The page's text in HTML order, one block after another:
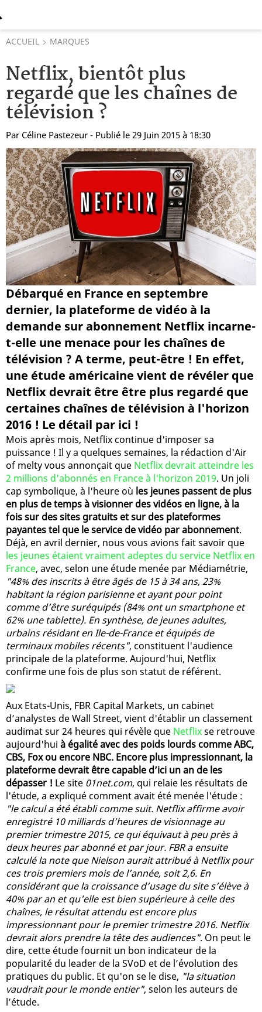
ACCUEIL MARQUES
Netflix, bientôt plus
regardé que les chaînes de
télévision ?
Par Céline Pastezeur - Publié le 29 Juin 2015 à 18:30
Débarqué en France en septembre
dernier, la plateforme de vidéo à la
demande sur abonnement Netflix incarne-
t-elle une menace pour les chaînes de
télévision ? A terme, peut-être ! En effet,
une étude américaine vient de révéler que
Netflix devrait être être plus regardé que
certaines chaînes de télévision à l'horizon
2016 ! Le détail par ici !
Mois après mois, Netflix continue d'imposer sa
puissance ! Il y a quelques semaines, la rédaction d'Air
of melty vous annonçait que Netflix devrait atteindre les
2 millions d'abonnés en France à l'horizon 2019. Un joli
cap symbolique, à l'heure où les jeunes passent de plus
en plus de temps à visionner des vidéos en ligne, à la
fois sur des sites gratuits et sur des plateformes
payantes tel que le service de vidéo par abonnement.
Déjà, en avril dernier, nous vous avions fait savoir que
les jeunes étaient vraiment adeptes du service Netflix en
France, avec, selon une étude menée par Médiamétrie,
"48% des inscrits à être âgés de 15 à 34 ans, 23%
habitant la région parisienne et ayant pour point
comme d’être suréquipés (84% ont un smartphone et
62% une tablette). En synthèse, de jeunes adultes,
urbains résidant en Ile-de-France et équipés de
terminaux mobiles récents", constituent l'audience
principale de la plateforme. Aujourd'hui, Netflix
confirme une fois de plus son statut de référent.
Aux Etats-Unis, FBR Capital Markets, un cabinet
d’analystes de Wall Street, vient d'établir un classement
audimat sur 24 heures qui révèle que Netflixse retrouve
aujourd'hui à égalité avec des poids lourds comme ABC,
CBS, Fox ou encore NBC. Encore plus impressionnant, la
plateforme devrait être capable d’ici un an de les
dépasser ! Le site 01net.com, qui relaie les résultats de
l'étude, a expliqué comment avait été menée l'étude :
"le calcul a été établi comme suit. Netflix affirme avoir
enregistré 10 milliards d’heures de visionnage au
premier trimestre 2015, ce qui équivaut à peu près à
deux heures par abonné et par jour. FBR a ensuite
calculé la note que Nielson aurait attribué à Netflix pour
ces trois premiers mois de l’année, soit 2,6. En
considérant que la croissance d’usage du site s’élève à
40% par an et qu'elle est bien supérieure à celle des
chaînes, le résultat attendu est encore plus
impressionnant pour le premier trimestre 2016. Netflix
devrait alors prendre la tête des audiences". On peut le
dire, cette étude fournit un bon indicateur de la
popularité du leader de la SVoD et de l’évolution des
pratiques du public. Et qu'on se le dise, "la situation
vaudrait pour le monde entier", selon les auteurs de
l’étude.